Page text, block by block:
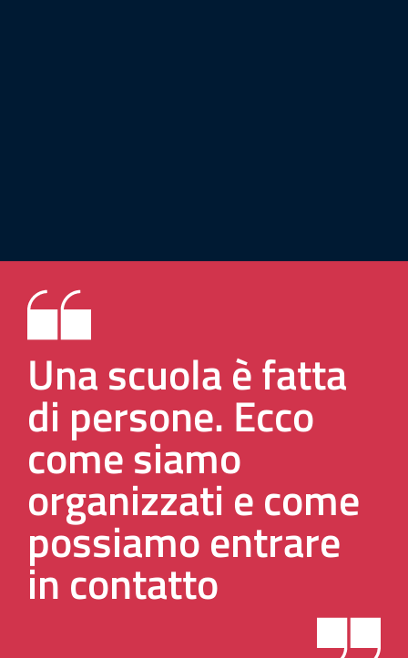
Una scuola è fatta
di persone. Ecco
come siamo
organizzati e come
possiamo entrare
in contatto